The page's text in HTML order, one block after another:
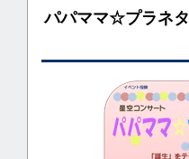
パパママ☆プラ